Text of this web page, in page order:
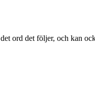
ord det följer, och kan